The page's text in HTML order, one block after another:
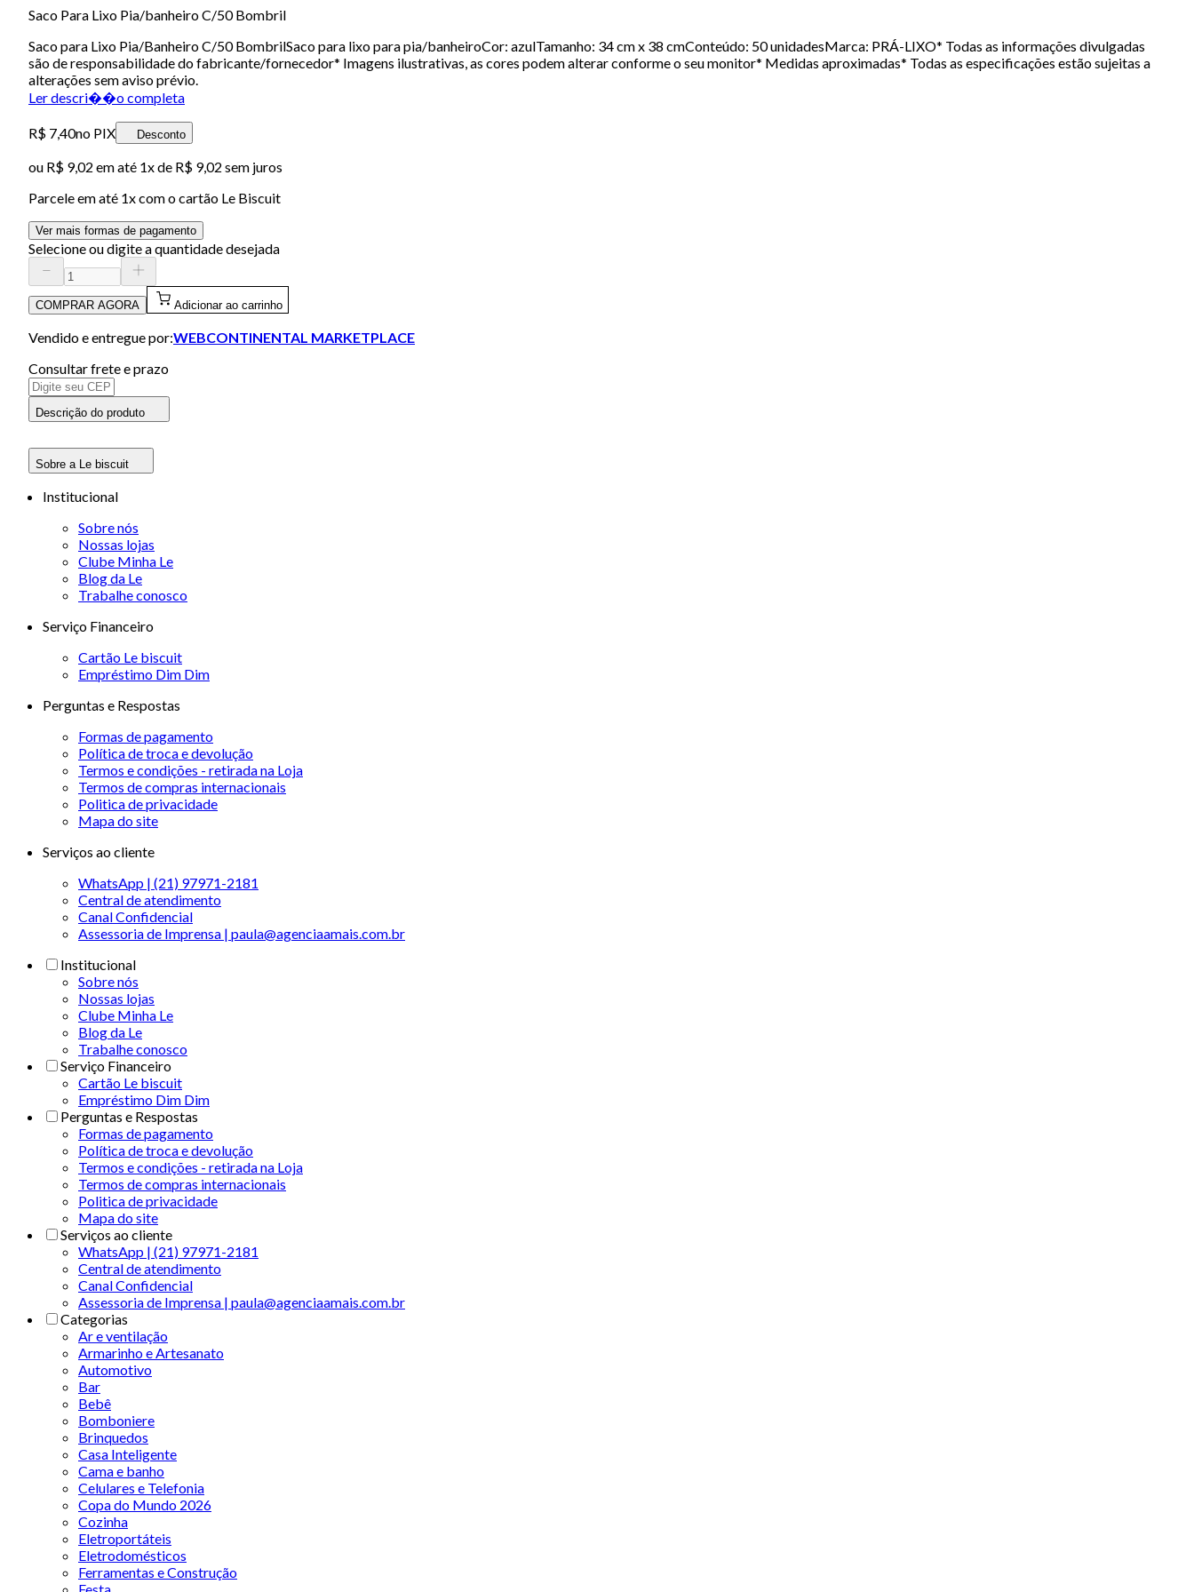
Saco Para Lixo Pia/banheiro C/50 Bombril
Saco para Lixo Pia/Banheiro C/50 BombrilSaco para lixo para pia/banheiroCor: azulTamanho: 34 cm x 38 cmConteúdo: 50 unidadesMarca: PRÁ-LIXO* Todas as informações divulgadas
são de responsabilidade do fabricante/fornecedor* Imagens ilustrativas, as cores podem alterar conforme o seu monitor* Medidas aproximadas* Todas as especificações estão sujeitas a
alterações sem aviso prévio.
Ler descri��o completa
R$ 7,40no PIX Desconto
ou R$ 9,02 em até 1x de R$ 9,02 sem juros
Parcele em até 1x com o cartão Le Biscuit
Ver mais formas de pagamento
Selecione ou digite a quantidade desejada
COMPRAR AGORA Adicionar ao carrinho
Vendido e entregue por:WEBCONTINENTAL MARKETPLACE
Consultar frete e prazo
Descrição do produto
Sobre a Le biscuit
Institucional
Sobre nós
Nossas lojas
Clube Minha Le
Blog da Le
Trabalhe conosco
Serviço Financeiro
Cartão Le biscuit
Empréstimo Dim Dim
Perguntas e Respostas
Formas de pagamento
Política de troca e devolução
Termos e condições - retirada na Loja
Termos de compras internacionais
Politica de privacidade
Mapa do site
Serviços ao cliente
WhatsApp | (21) 97971-2181
Central de atendimento
Canal Confidencial
Assessoria de Imprensa | paula@agenciaamais.com.br
Institucional
Sobre nós
Nossas lojas
Clube Minha Le
Blog da Le
Trabalhe conosco
Serviço Financeiro
Cartão Le biscuit
Empréstimo Dim Dim
Perguntas e Respostas
Formas de pagamento
Política de troca e devolução
Termos e condições - retirada na Loja
Termos de compras internacionais
Politica de privacidade
Mapa do site
Serviços ao cliente
WhatsApp | (21) 97971-2181
Central de atendimento
Canal Confidencial
Assessoria de Imprensa | paula@agenciaamais.com.br
Categorias
Ar e ventilação
Armarinho e Artesanato
Automotivo
Bar
Bebê
Bomboniere
Brinquedos
Casa Inteligente
Cama e banho
Celulares e Telefonia
Copa do Mundo 2026
Cozinha
Eletroportáteis
Eletrodomésticos
Ferramentas e Construção